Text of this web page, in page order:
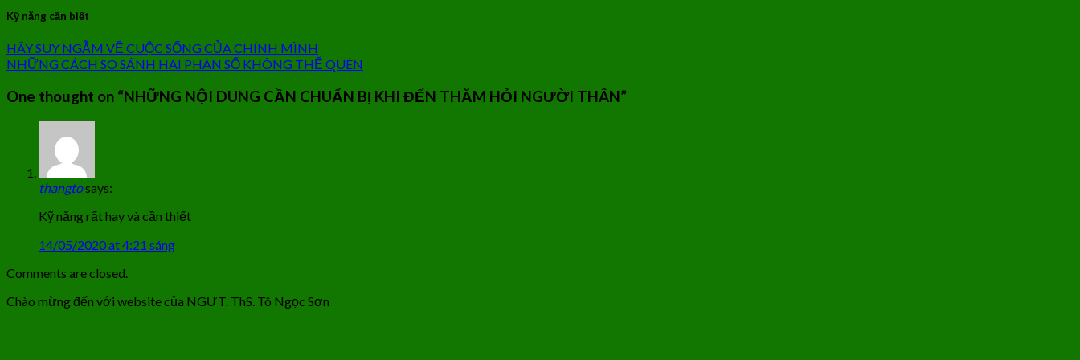
Kỹ năng cần biết
HÃY SUY NGẪM VỀ CUỘC SỐNG CỦA CHÍNH MÌNH
NHỮNG CÁCH SO SÁNH HAI PHÂN SỐ KHÔNG THỂ QUÊN
One thought on “NHỮNG NỘI DUNG CẦN CHUẨN BỊ KHI ĐẾN THĂM HỎI NGƯỜI THÂN”
thangtosays:
Kỹ năng rất hay và cần thiết
14/05/2020 at 4:21 sáng
Comments are closed.
Chào mừng đến với website của NGƯT. ThS. Tô Ngọc Sơn